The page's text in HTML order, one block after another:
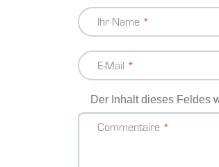
Ihr Name
E-Mail
Der Inhalt dieses Feldes
Commentaire